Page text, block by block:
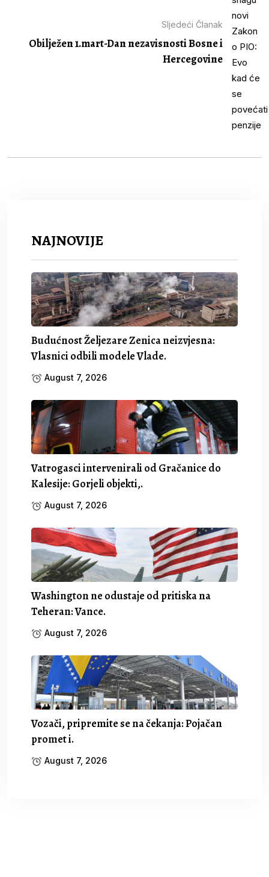
Sljedeći Članak
Obilježen 1.mart-Dan nezavisnosti Bosne i
Hercegovine
NAJNOVIJE
Budućnost Željezare Zenica neizvjesna:
Vlasnici odbili modele Vlade.
August 7, 2026
Vatrogasci intervenirali od Gračanice do
Kalesije: Gorjeli objekti,.
August 7, 2026
Washington ne odustaje od pritiska na
Teheran: Vance.
August 7, 2026
Vozači, pripremite se na čekanja: Pojačan
promet i.
August 7, 2026